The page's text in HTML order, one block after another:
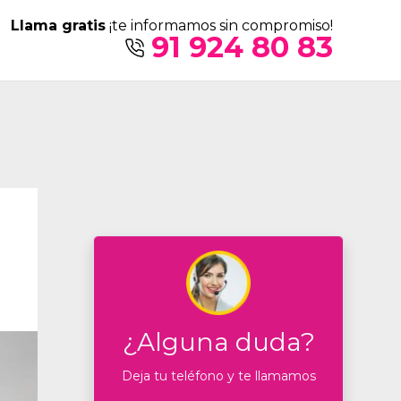
Llama gratis ¡te informamos sin compromiso!
91 924 80 83
¿Alguna duda?
Deja tu teléfono y te llamamos